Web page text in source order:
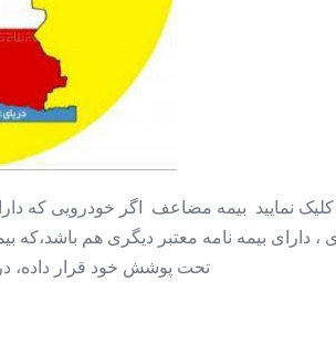
۱۲
ماه
کلیک نمایید بیمه مضاعف اگر خودرویی که
دارای بیمه نامه معتبر دیگری هم باشد،که
تحت پوشش خود قرار داده،